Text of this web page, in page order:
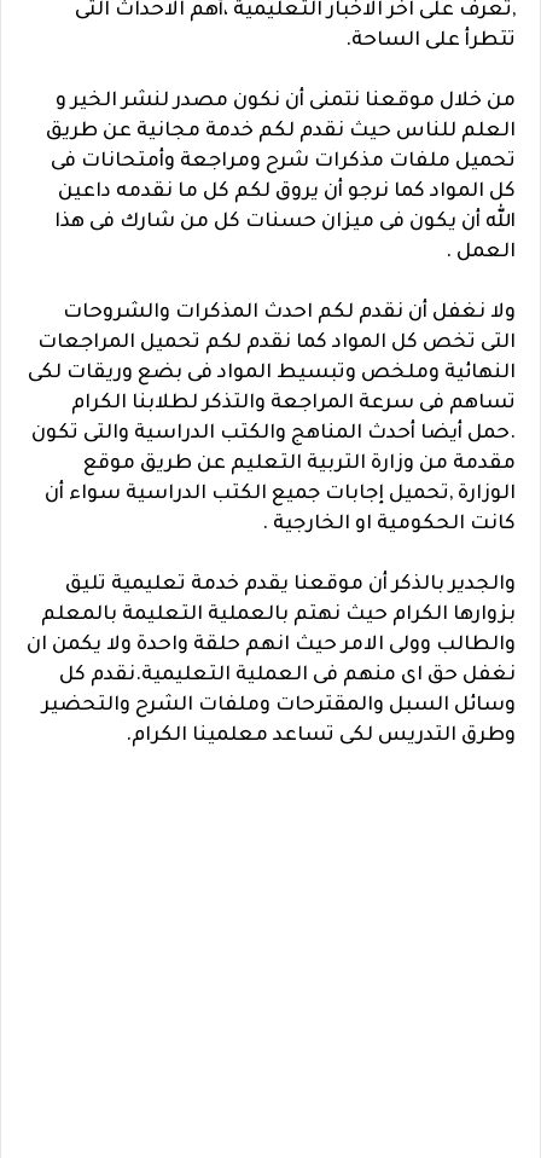
,تعرف على اخر الاخبار التعليمية ،أهم الاحداث التى
تتطرأ على الساحة.
من خلال موقعنا نتمنى أن نكون مصدر لنشر الخير و
العلم للناس حيث نقدم لكم خدمة مجانية عن طريق
تحميل ملفات مذكرات شرح ومراجعة وأمتحانات فى
كل المواد كما نرجو أن يروق لكم كل ما نقدمه داعين
الله أن يكون فى ميزان حسنات كل من شارك فى هذا
العمل .
ولا نغفل أن نقدم لكم احدث المذكرات والشروحات
التى تخص كل المواد كما نقدم لكم تحميل المراجعات
النهائية وملخص وتبسيط المواد فى بضع وريقات لكى
تساهم فى سرعة المراجعة والتذكر لطلابنا الكرام
.حمل أيضا أحدث المناهج والكتب الدراسية والتى تكون
مقدمة من وزارة التربية التعليم عن طريق موقع
الوزارة ,تحميل إجابات جميع الكتب الدراسية سواء أن
كانت الحكومية او الخارجية .
والجدير بالذكر أن موقعنا يقدم خدمة تعليمية تليق
بزوارها الكرام حيث نهتم بالعملية التعليمة بالمعلم
والطالب وولى الامر حيث انهم حلقة واحدة ولا يكمن ان
نغفل حق اى منهم فى العملية التعليمية.نقدم كل
وسائل السبل والمقترحات وملفات الشرح والتحضير
وطرق التدريس لكى تساعد معلمينا الكرام.